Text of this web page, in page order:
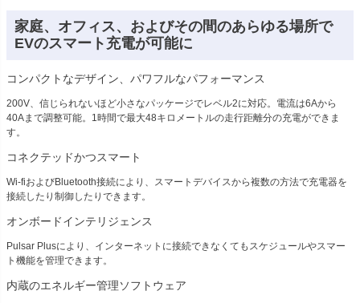
家庭、オフィス、およびその間のあらゆる場所で
EVのスマート充電が可能に
コンパクトなデザイン、パワフルなパフォーマンス
200V、信じられないほど小さなパッケージでレベル2に対応。電流は6Aから
40Aまで調整可能。1時間で最大48キロメートルの走行距離分の充電ができま
す。
コネクテッドかつスマート
Wi-fiおよびBluetooth接続により、スマートデバイスから複数の方法で充電器を
接続したり制御したりできます。
オンボードインテリジェンス
Pulsar Plusにより、インターネットに接続できなくてもスケジュールやスマー
ト機能を管理できます。
内蔵のエネルギー管理ソフトウェア